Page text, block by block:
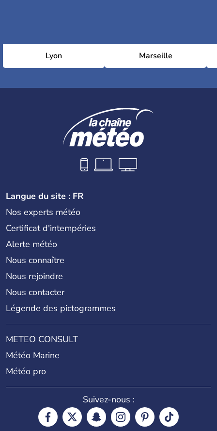
Lyon Marseille
Langue du site : FR
Nos experts météo
Certificat d'intempéries
Alerte météo
Nous connaître
Nous rejoindre
Nous contacter
Légende des pictogrammes
METEO CONSULT
Météo Marine
Météo pro
Suivez-nous :